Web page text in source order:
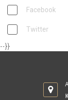
Facebook
Twitter
--}}